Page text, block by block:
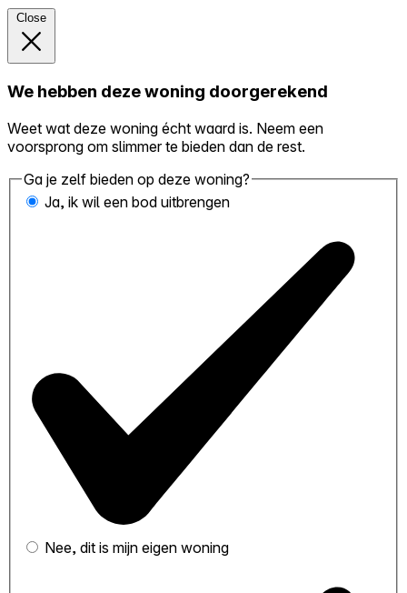
Close
We hebben deze woning doorgerekend
Weet wat deze woning écht waard is. Neem een
voorsprong om slimmer te bieden dan de rest.
Ga je zelf bieden op deze woning?
Ja, ik wil een bod uitbrengen
Nee, dit is mijn eigen woning